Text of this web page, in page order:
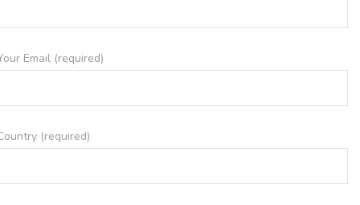
Email (required)
(required)